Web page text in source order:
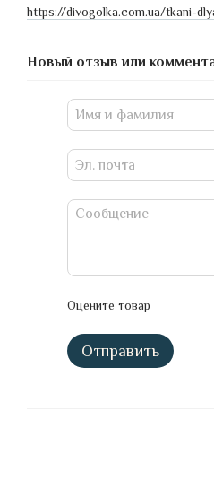
https://divogolka.com.ua/tkani-
Новый отзыв или
Оцените товар
Отправить